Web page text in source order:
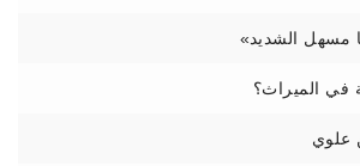
مسهل الشديد»
في الميراث؟
علوي